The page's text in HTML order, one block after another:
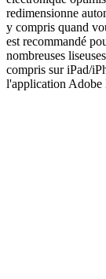
redimensionne
y compris quand
est recommandé
nombreuses
compris sur iPad/
l'application